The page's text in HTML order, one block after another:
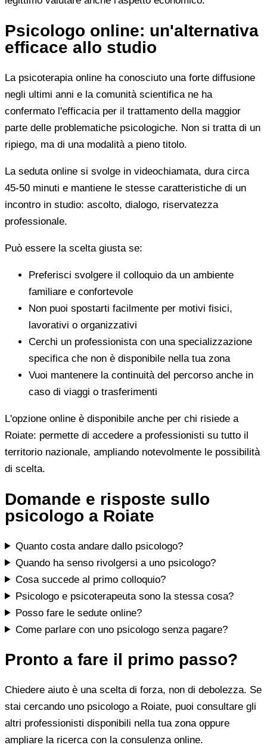
Psicologo online: un'alternativa
efficace allo studio
La psicoterapia online ha conosciuto una forte diffusione
negli ultimi anni e la comunità scientifica ne ha
confermato l'efficacia per il trattamento della maggior
parte delle problematiche psicologiche. Non si tratta di un
ripiego, ma di una modalità a pieno titolo.
La seduta online si svolge in videochiamata, dura circa
45-50 minuti e mantiene le stesse caratteristiche di un
incontro in studio: ascolto, dialogo, riservatezza
professionale.
Può essere la scelta giusta se:
Preferisci svolgere il colloquio da un ambiente
familiare e confortevole
Non puoi spostarti facilmente per motivi fisici,
lavorativi o organizzativi
Cerchi un professionista con una specializzazione
specifica che non è disponibile nella tua zona
Vuoi mantenere la continuità del percorso anche in
caso di viaggi o trasferimenti
L'opzione online è disponibile anche per chi risiede a
Roiate: permette di accedere a professionisti su tutto il
territorio nazionale, ampliando notevolmente le possibilità
di scelta.
Domande e risposte sullo
psicologo a Roiate
Quanto costa andare dallo psicologo?
Quando ha senso rivolgersi a uno psicologo?
Cosa succede al primo colloquio?
Psicologo e psicoterapeuta sono la stessa cosa?
Posso fare le sedute online?
Come parlare con uno psicologo senza pagare?
Pronto a fare il primo passo?
Chiedere aiuto è una scelta di forza, non di debolezza. Se
stai cercando uno psicologo a Roiate, puoi consultare gli
altri professionisti disponibili nella tua zona oppure
ampliare la ricerca con la consulenza online.